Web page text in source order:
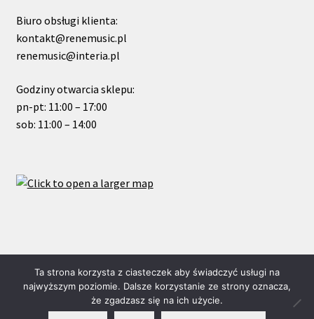
Biuro obsługi klienta:
kontakt@renemusic.pl
renemusic@interia.pl
Godziny otwarcia sklepu:
pn-pt: 11:00 – 17:00
sob: 11:00 – 14:00
© ReneMusic 2020 Powered by Michal Zalas
Ta strona korzysta z ciasteczek aby świadczyć usługi na
najwyższym poziomie. Dalsze korzystanie ze strony oznacza,
że zgadzasz się na ich użycie.